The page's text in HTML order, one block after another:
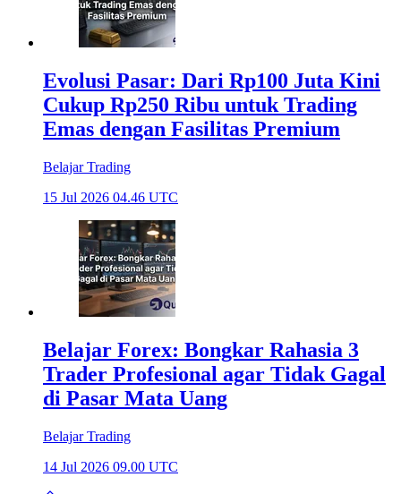
Evolusi Pasar: Dari Rp100 Juta Kini
Cukup Rp250 Ribu untuk Trading
Emas dengan Fasilitas Premium
Belajar Trading
15 Jul 2026 04.46 UTC
Belajar Forex: Bongkar Rahasia 3
Trader Profesional agar Tidak Gagal
di Pasar Mata Uang
Belajar Trading
14 Jul 2026 09.00 UTC